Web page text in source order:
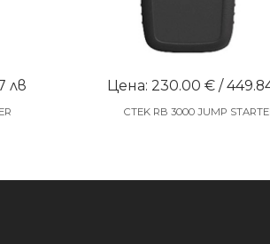
лв Цена: 230.00 € /
CTEK RB 3000 JUMP